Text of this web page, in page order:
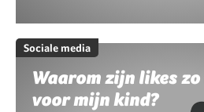
Sociale media
Waarom zijn likes
voor mijn kind?